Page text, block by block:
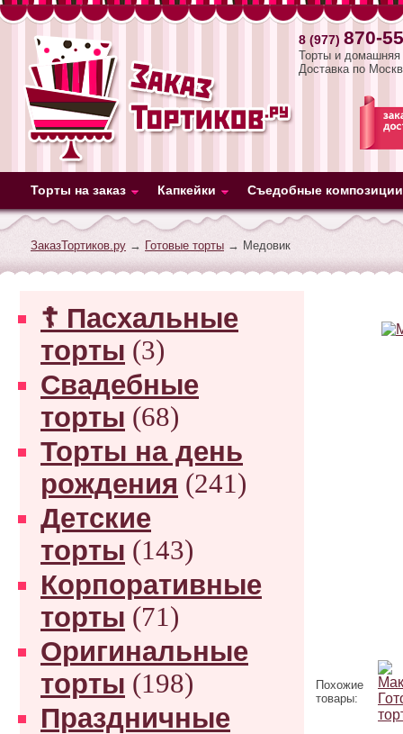
8 (977) 870-
Торты и домашняя
Доставка по
Торты на заказ Капкейки Съедобные композиции
ЗаказТортиков.ру → Готовые торты → Медовик
☦ Пасхальные
торты (3)
Свадебные
торты (68)
Торты на день
рождения (241)
Детские
торты (143)
Корпоративные
торты (71)
Оригинальные
торты (198)
Праздничные
Похожие
товары: